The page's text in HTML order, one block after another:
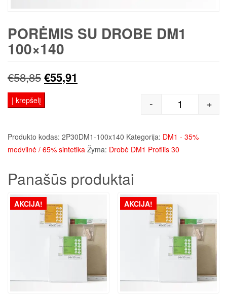
PORĖMIS SU DROBE DM1
100×140
€58,85Original
price
€58,85.
€55,91
€55,91.
produkto
- +
Į krepšelį
Produkto kodas: 2P30DM1-100x140 Kategorija: DM1 - 35%
medvilnė / 65% sintetika Žyma: Drobė DM1 Profilis 30
Panašūs produktai
AKCIJA! AKCIJA!